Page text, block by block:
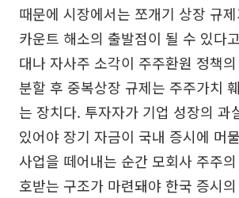
때문에 시장에서는 쪼개기 상장 규
카운트 해소의 출발점이 될 수 있다
대나 자사주 소각이 주주환원 정책
분할 후 중복상장 규제는 주주가치
는 장치다. 투자자가 기업 성장의 과
있어야 장기 자금이 국내 증시에 머
사업을 떼어내는 순간 모회사 주주
호받는 구조가 마련돼야 한국 증시